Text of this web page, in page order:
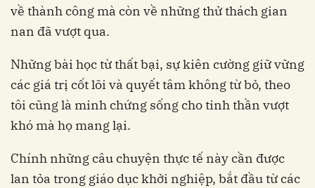
về thành công mà còn về những thử thách gian
nan đã vượt qua.
Những bài học từ thất bại, sự kiên cường giữ vững
các giá trị cốt lõi và quyết tâm không từ bỏ, theo
tôi cũng là minh chứng sống cho tinh thần vượt
khó mà họ mang lại.
Chính những câu chuyện thực tế này cần được
lan tỏa trong giáo dục khởi nghiệp, bắt đầu từ các